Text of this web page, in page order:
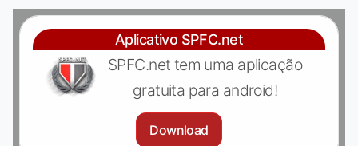
Aplicativo SPFC.net
SPFC.net tem uma aplicação
gratuita para android!
Download